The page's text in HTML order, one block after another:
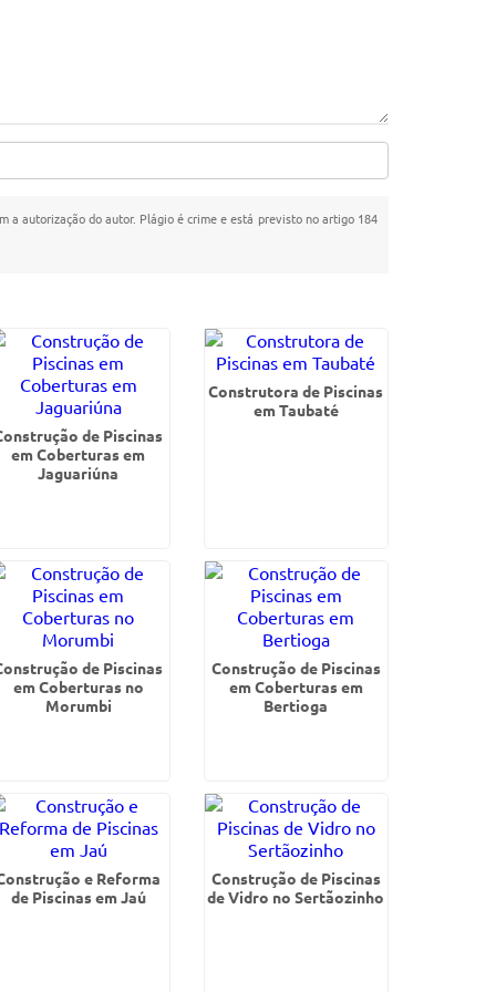
a autorização do autor. Plágio é crime e está previsto no artigo 184
de Piscinas
em Coberturas em
Jaguariúna
Construtora de Piscinas
em Taubaté
de Piscinas
em Coberturas no
Morumbi
Construção de Piscinas
em Coberturas em
Bertioga
e Reforma
de Piscinas em Jaú
Construção de Piscinas
de Vidro no Sertãozinho